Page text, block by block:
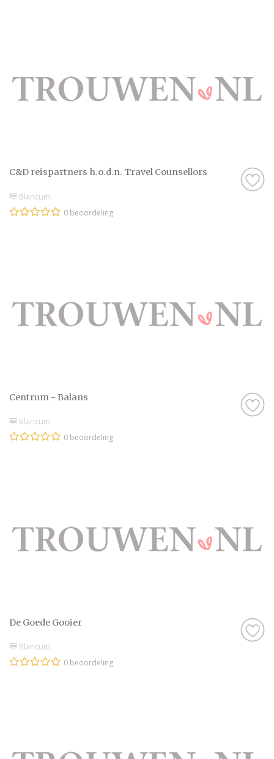
C&D reispartners h.o.d.n. Travel Counsellors
Blaricum
0 beoordeling
Centrum - Balans
Blaricum
0 beoordeling
De Goede Gooier
Blaricum
0 beoordeling